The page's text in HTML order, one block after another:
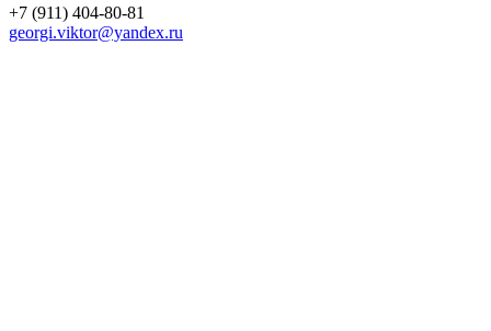
+7 (911) 404-80-81
georgi.viktor@yandex.ru